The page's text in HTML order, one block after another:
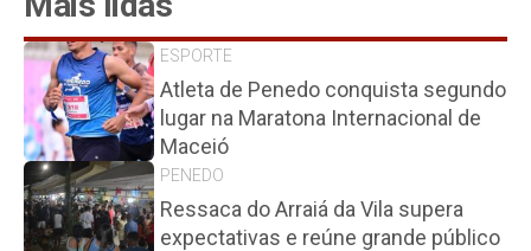
ESPORTE
Atleta de Penedo conquista segundo
lugar na Maratona Internacional de
Maceió
PENEDO
Ressaca do Arraiá da Vila supera
expectativas e reúne grande público